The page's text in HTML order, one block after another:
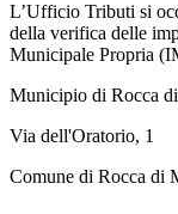
L’Ufficio Tributi si
della verifica delle
Municipale Propria
Municipio di Rocca
Via dell'Oratorio, 1
Comune di Rocca di